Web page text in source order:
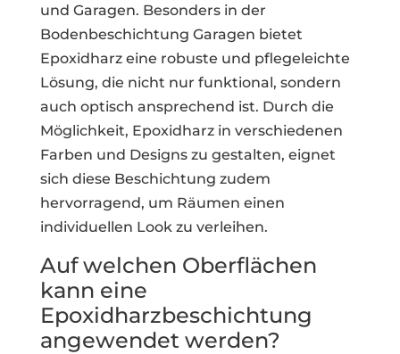
und Garagen. Besonders in der
Bodenbeschichtung Garagen bietet
Epoxidharz eine robuste und pflegeleichte
Lösung, die nicht nur funktional, sondern
auch optisch ansprechend ist. Durch die
Möglichkeit, Epoxidharz in verschiedenen
Farben und Designs zu gestalten, eignet
sich diese Beschichtung zudem
hervorragend, um Räumen einen
individuellen Look zu verleihen.
Auf welchen Oberflächen
kann eine
Epoxidharzbeschichtung
angewendet werden?